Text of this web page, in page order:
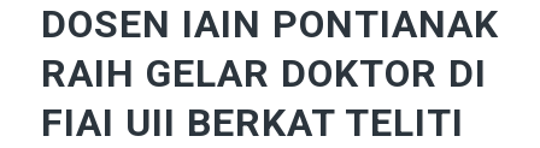
DOSEN IAIN PONTIANAK
RAIH GELAR DOKTOR DI
FIAI UII BERKAT TELITI